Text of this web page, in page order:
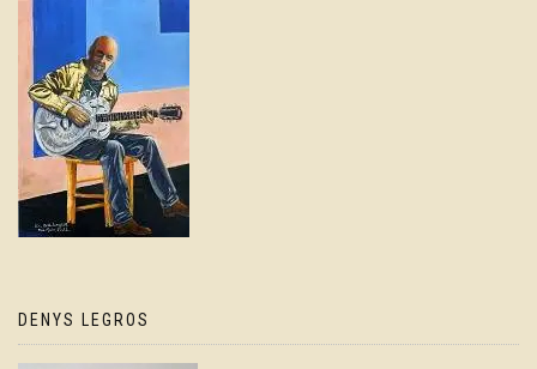
DENYS LEGROS